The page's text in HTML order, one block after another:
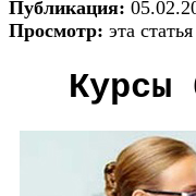
Публикация:
Просмотр: эта
Курсы